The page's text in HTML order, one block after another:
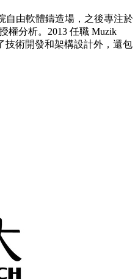
自由軟體鑄造場，之後專注於
權分析。2013 任職 Muzik
技術開發和架構設計外，還包